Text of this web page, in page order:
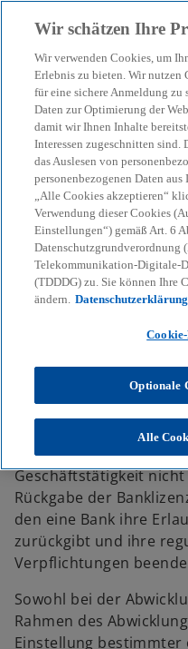
menu search
Rückbau
Abwicklung von
KPMG Themen
Die Abwicklung von
Rückgabe der
im
dass Finanzinstitute
und effizient
Geschäftstätigkeit
Rückgabe der
den eine Bank ihre
zurückgibt und ihre
Verpflichtungen
Sowohl bei der
Rahmen des
Einstellung
Wir schätzen Ihre
Wir verwenden Cookies, um
Erlebnis zu bieten. Wir nutzen
für eine sichere Anmeldung zu
Daten zur Optimierung der
damit wir Ihnen Inhalte
Interessen zugeschnitten sind.
das Auslesen von
personenbezogenen Daten
„Alle Cookies akzeptieren“
Verwendung dieser Cookies
Einstellungen“) gemäß Art. 6
Datenschutzgrundverordnung
Telekommunikation-Digitale-
(TDDDG) zu. Sie können Ihre
ändern.
Optionale
Alle